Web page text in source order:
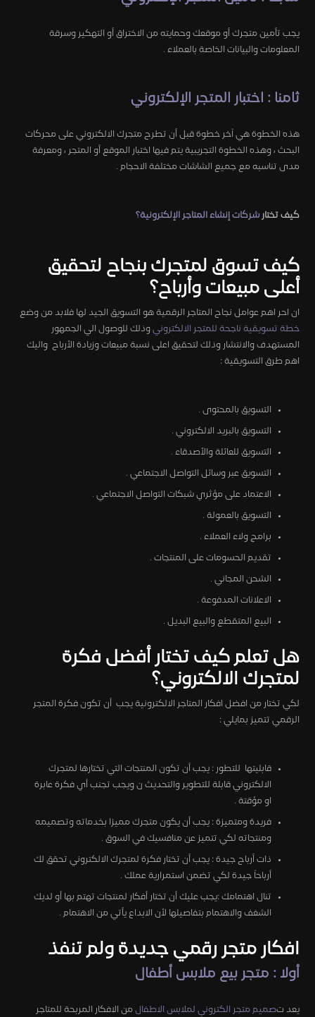
يجب تأمين متجرك أو موقعك وحمايته من الاختراق أو التهكير وسرقة
المعلومات والبيانات الخاصة بالعملاء .
ثامنا : اختبار المتجر الإلكتروني
هذه الخطوة هي آخر خطوة قبل أن تطرح متجرك الالكتروني على محركات
البحث ، وهذه الخطوة التجريبية يتم فيها اختبار الموقع أو المتجر ، ومعرفة
مدى تناسبه مع جميع الشاشات مختلفة الاحجام .
كيف تختار شركات إنشاء المتاجر الإلكترونية؟
كيف تسوق لمتجرك بنجاح لتحقيق
أعلى مبيعات وأرباح؟
ان احر اهم عوامل نجاح المتاجر الرقمية هو التسويق الجيد لها فلابد من وضع
خطة تسويقية ناجحة للمتجر الالكتروني وذلك للوصول الي الجمهور
المستهدف والانتشار وذلك لتحقيق اعلى نسبة مبيعات وزيادة الأرباح واليك
اهم طرق التسويقية :
التسويق بالمحتوى .
التسويق بالبريد الالكتروني .
التسويق للعائلة والأصدقاء .
التسويق عبر وسائل التواصل الاجتماعي .
الاعتماد على مؤثري شبكات التواصل الاجتماعي .
التسويق بالعمولة .
برامج ولاء العملاء .
تقديم الحسومات على المنتجات .
الشحن المجاني .
الاعلانات المدفوعة .
البيع المتقطع والبيع البديل .
هل تعلم كيف تختار أفضل فكرة
لمتجرك الالكتروني؟
لكي تختار من افضل افكار المتاجر الالكترونية يجب أن تكون فكرة المتجر
الرقمي تتميز بمايلي :
قابليتها للتطور : يجب أن تكون المنتجات التي تختارها لمتجرك
الالكتروني قابلة للتطوير والتحديث ن ويجب تجنب أي فكرة عابرة
او مؤقتة .
فريدة ومتميزة : يجب أن يكون متجرك مميزا بخدماته وتصميمه
ومنتجاته لكي تتميز عن منافسيك في السوق .
ذات أرباح جيدة : يجب أن تختار فكرة لمتجرك الالكتروني تحقق لك
أرباحاً جيدة لكي تضمن استمرارية عملك .
تنال اهتمامك :يجب عليك أن تختار أفكار لمنتجات تهتم بها أو لديك
الشغف والاهتمام بتفاصيلها لأن الابداع يأتي من الاهتمام .
افكار متجر رقمي جديدة ولم تنفذ
أولا : متجر بيع ملابس أطفال
يعد تصميم متجر الكتروني لملابس الاطفال من الافكار المربحة للمتاجر